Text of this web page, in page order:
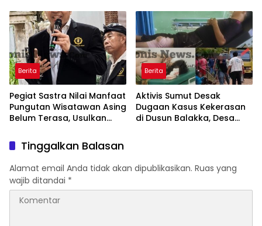
PTUN dan Banding
Berita
Pegiat Sastra Nilai Manfaat
Pungutan Wisatawan Asing
Belum Terasa, Usulkan
Digital Dana PWA
Berita
Aktivis Sumut Desak
Dugaan Kasus Kekerasan
di Dusun Balakka, Desa
Tinggalkan Balasan
Alamat email Anda tidak akan dipublikasikan. Ruas yang
wajib ditandai *